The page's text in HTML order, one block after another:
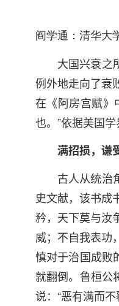
阎学通：清华大
大国兴衰之
例外地走向了衰
在《阿房宫赋》
也。”依据美国
满招损，谦
古人从统治
史文献，该书成
矜，天下莫与汝
威；不自我表功
慎对于治国成败
就翻倒。鲁桓公
说：“恶有满而